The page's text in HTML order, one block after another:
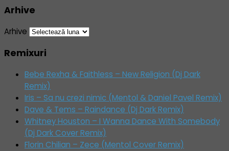
Arhive
Arhive
Remixuri
Bebe Rexha & Faithless – New Religion (Dj Dark
Remix)
Iris – Sa nu crezi nimic (Mentol & Daniel Pavel Remix)
Dave & Tems – Raindance (Dj Dark Remix)
Whitney Houston – I Wanna Dance With Somebody
(Dj Dark Cover Remix)
Florin Chilian – Zece (Mentol Cover Remix)